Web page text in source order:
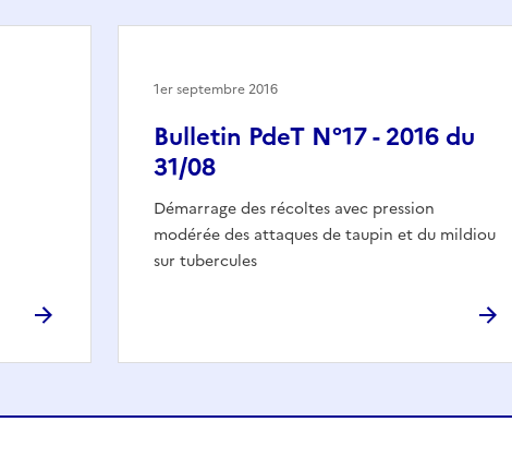
Bulletin PdeT N°17 - 2016 du
31/08
Démarrage des récoltes avec pression
modérée des attaques de taupin et du mildiou
sur tubercules
1er septembre 2016